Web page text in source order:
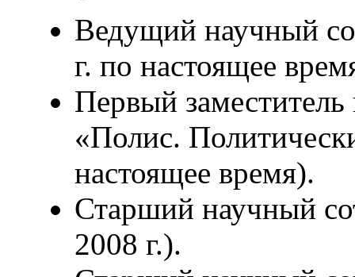
Ведущий научный
г. по настоящее
Первый заместитель
«Полис.
настоящее время).
Старший научный
2008 г.).